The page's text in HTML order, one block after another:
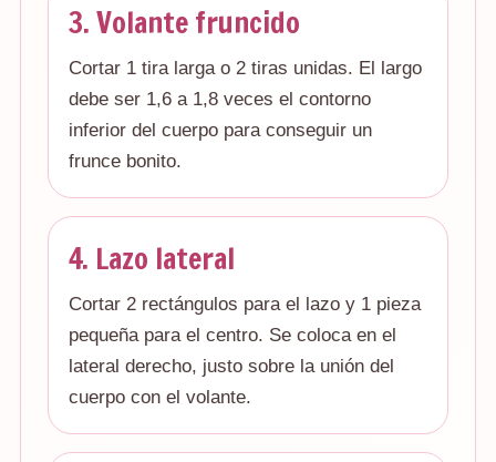
3. Volante fruncido
Cortar 1 tira larga o 2 tiras unidas. El largo
debe ser 1,6 a 1,8 veces el contorno
inferior del cuerpo para conseguir un
frunce bonito.
4. Lazo lateral
Cortar 2 rectángulos para el lazo y 1 pieza
pequeña para el centro. Se coloca en el
lateral derecho, justo sobre la unión del
cuerpo con el volante.